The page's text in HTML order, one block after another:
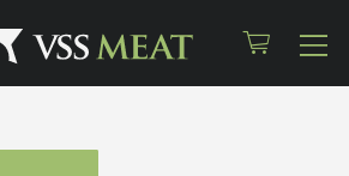
B.V. / VSS Meat